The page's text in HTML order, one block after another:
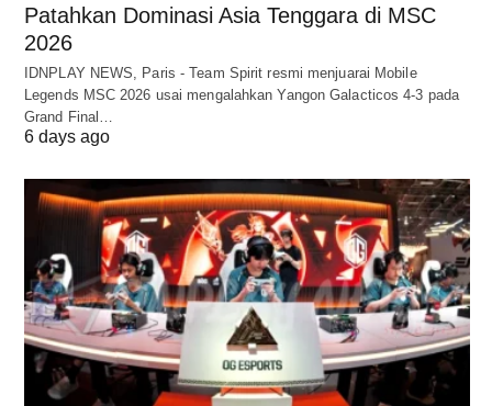
Patahkan Dominasi Asia Tenggara di MSC
2026
IDNPLAY NEWS, Paris - Team Spirit resmi menjuarai Mobile
Legends MSC 2026 usai mengalahkan Yangon Galacticos 4-3 pada
Grand Final…
6 days ago